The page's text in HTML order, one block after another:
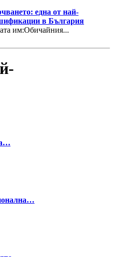
една от най-
в България
им:Обичайния...